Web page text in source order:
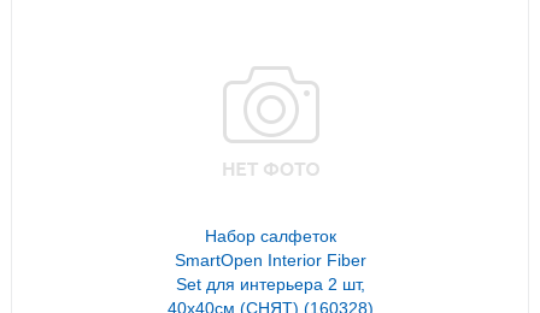
Набор салфеток
SmartOpen Interior Fiber
Set для интерьера 2 шт,
40х40см (СНЯТ) (160328)